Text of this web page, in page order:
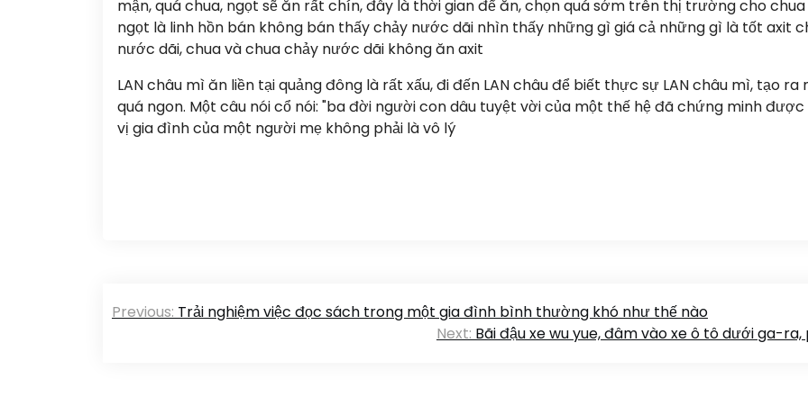
mận, quá chua, ngọt sẽ ăn rất chín, đây là thời gian để ăn, chọn quá sớm trên thị trường cho
ngọt là linh hồn bán không bán thấy chảy nước dãi nhìn thấy những gì giá cả những gì là tốt axit
nước dãi, chua và chua chảy nước dãi không ăn axit
LAN châu mì ăn liền tại quảng đông là rất xấu, đi đến LAN châu để biết thực sự LAN châu mì, tạo ra
quá ngon. Một câu nói cổ nói: "ba đời người con dâu tuyệt vời của một thế hệ đã chứng minh
vị gia đình của một người mẹ không phải là vô lý
章
Previous: Trải nghiệm việc đọc sách trong một gia đình bình thường khó như thế nào
Next: Bãi đậu xe wu yue, đâm vào xe ô tô dưới ga-ra,